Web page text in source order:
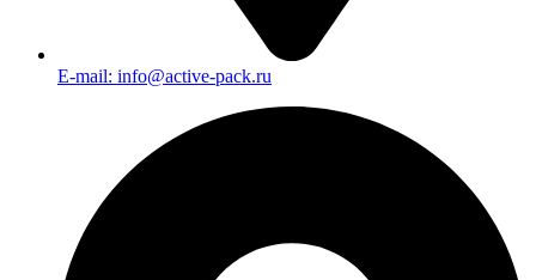
E-mail: info@active-pack.ru